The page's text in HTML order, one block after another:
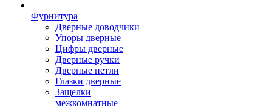
Фурнитура
Дверные доводчики
Упоры дверные
Цифры дверные
Дверные ручки
Дверные петли
Глазки дверные
Защелки
межкомнатные